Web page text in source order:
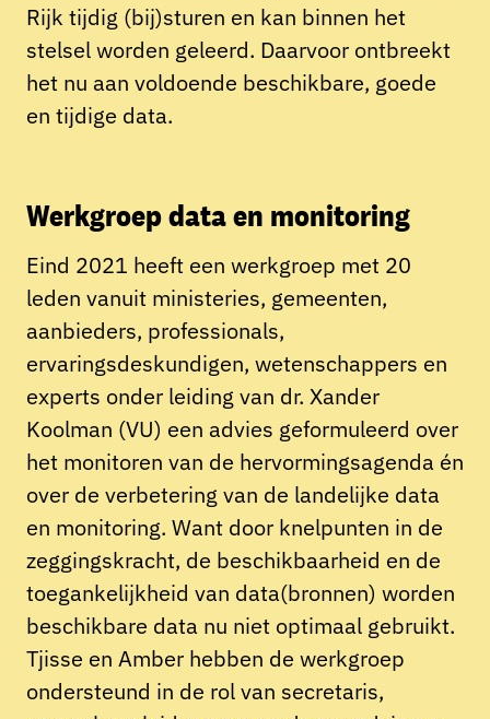
Rijk tijdig (bij)sturen en kan binnen het
stelsel worden geleerd. Daarvoor ontbreekt
het nu aan voldoende beschikbare, goede
en tijdige data.
Werkgroep data en monitoring
Eind 2021 heeft een werkgroep met 20
leden vanuit ministeries, gemeenten,
aanbieders, professionals,
ervaringsdeskundigen, wetenschappers en
experts onder leiding van dr. Xander
Koolman (VU) een advies geformuleerd over
het monitoren van de hervormingsagenda én
over de verbetering van de landelijke data
en monitoring. Want door knelpunten in de
zeggingskracht, de beschikbaarheid en de
toegankelijkheid van data(bronnen) worden
beschikbare data nu niet optimaal gebruikt.
Tjisse en Amber hebben de werkgroep
ondersteund in de rol van secretaris,